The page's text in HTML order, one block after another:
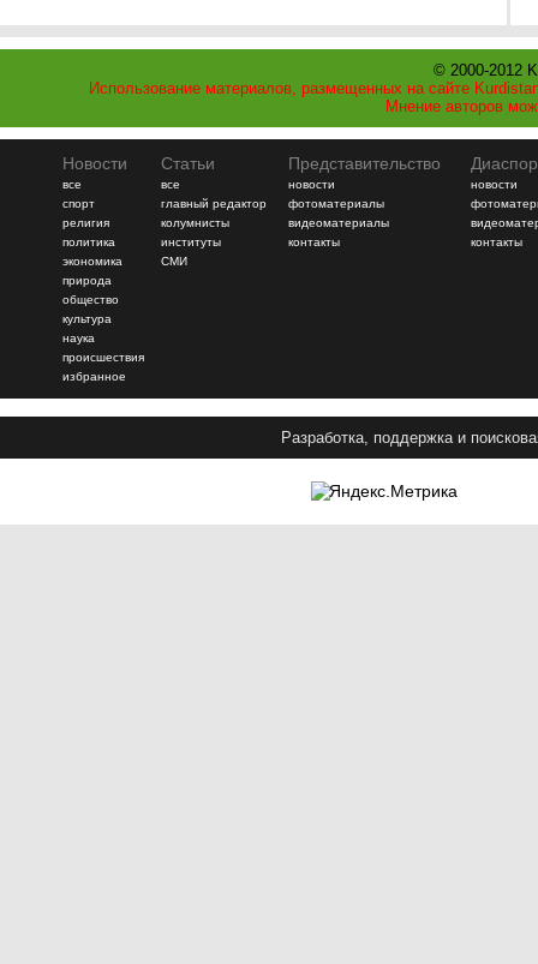
© 2000-2012
Использование материалов, размещенных на сайте
Мнение авторов
Новости
все
спорт
религия
политика
экономика
природа
общество
культура
наука
происшествия
избранное
Статьи
все
главный редактор
колумнисты
институты
СМИ
Представительство
новости
фотоматериалы
видеоматериалы
контакты
новости
контакты
Разработка, поддержка и